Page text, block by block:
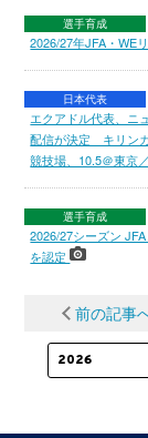
選手育成
2026/27年JFA・WE
日本代表
エクアドル代表、ニ
配信が決定 キリン
競技場、10.5＠東京
選手育成
2026/27シーズン
を認定
前の記事